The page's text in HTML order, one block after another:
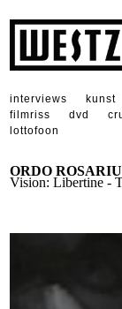
interviews kunst
filmriss
dvd
lottofoon
ORDO
Vision: Libertine -